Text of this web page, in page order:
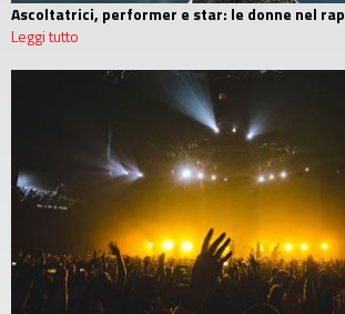
Ascoltatrici, performer e star: le donne nel rap
Leggi tutto